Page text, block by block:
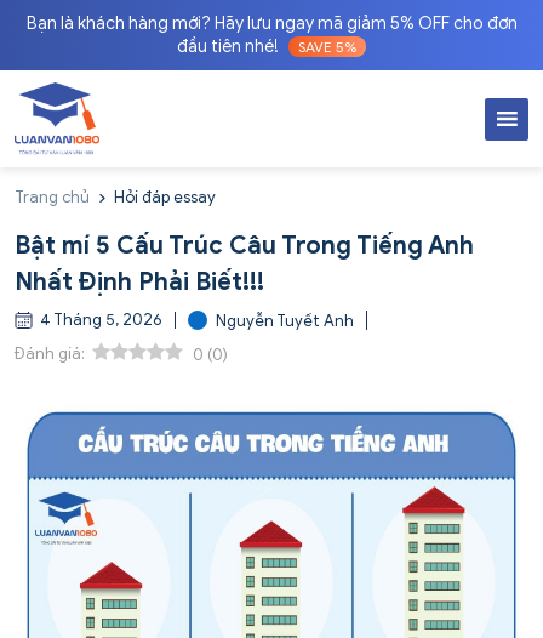
Bạn là khách hàng mới? Hãy lưu ngay mã giảm 5% OFF cho đơn
đầu tiên nhé!
SAVE 5%
Trang chủ Hỏi đáp essay
Bật mí 5 Cấu Trúc Câu Trong Tiếng Anh
Nhất Định Phải Biết!!!
4 Tháng 5, 2026
Nguyễn Tuyết Anh
Đánh giá:
0 (0)